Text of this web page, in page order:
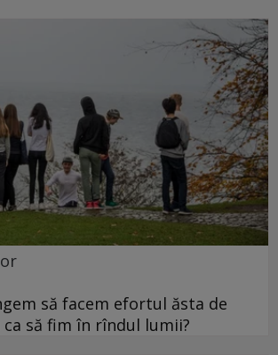
să facem efortul ăsta de
să fim în rîndul lumii?